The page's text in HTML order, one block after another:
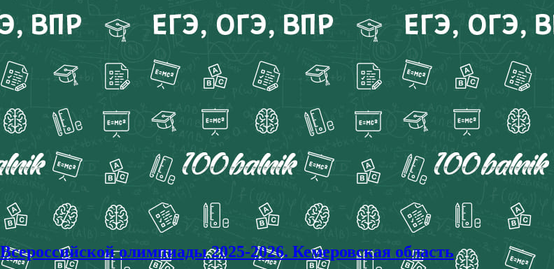
олимпиады 2025-2026. Кемеровская область